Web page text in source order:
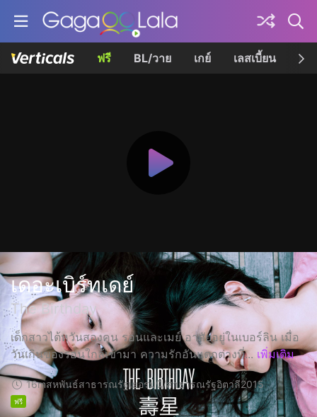
ฟรี BL/วาย เกย์ เลสเบี้ยน เค
เดอะเบิร์ทเดย์
The Birthday
เด็กสาวไต้หวันสองคน รอนและเมย์ อาศัยอยู่ในเบอร์ลิน เมื่อ
วันเกินของรอนใกล้เข้ามา ความรักอันแตกต่างที่... เพิ่มเติม
16mสหพันธ์สาธารณรัฐเยอรมนี/สาธารณรัฐอิตาลี2015
ฟรี